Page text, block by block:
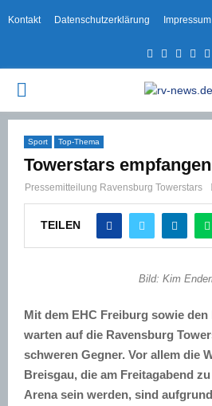
Kontakt Datenschutzerklärung Impressum
Facebook
Twitter
PRIMARY
MENU
Sport Top-Thema
Towerstars
Pressemitteilung Ravensburg Towerstars
TEILEN
Bild: Kim
Mit dem EHC Freiburg sowie
warten auf die Ravensburg
schweren Gegner. Vor allem die
Breisgau, die am Freitagabend
Arena sein werden, sind